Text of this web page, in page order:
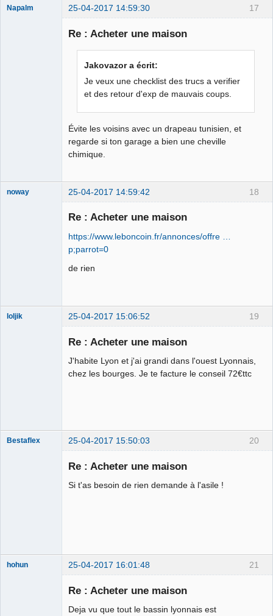
17
Napalm 25-04-2017 14:59:30
Re : Acheter une maison
Jakovazor a écrit:
Je veux une checklist des trucs a verifier
et des retour d'exp de mauvais coups.
Évite les voisins avec un drapeau tunisien, et
regarde si ton garage a bien une cheville
chimique.
18
noway 25-04-2017 14:59:42
Re : Acheter une maison
https://www.leboncoin.fr/annonces/offre …
p;parrot=0
de rien
19
loljik 25-04-2017 15:06:52
Re : Acheter une maison
J'habite Lyon et j'ai grandi dans l'ouest Lyonnais,
chez les bourges. Je te facture le conseil 72€ttc
20
Bestaflex 25-04-2017 15:50:03
Re : Acheter une maison
Si t'as besoin de rien demande à l'asile !
21
hohun 25-04-2017 16:01:48
Re : Acheter une maison
Deja vu que tout le bassin lyonnais est